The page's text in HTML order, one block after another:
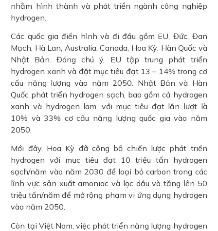
nhằm hình thành và phát triển ngành công nghiệp
hydrogen.
Các quốc gia điển hình và đi đầu gồm EU, Đức, Đan
Mạch, Hà Lan, Australia, Canada, Hoa Kỳ, Hàn Quốc và
Nhật Bản. Đáng chú ý, EU tập trung phát triển
hydrogen xanh và đặt mục tiêu đạt 13 – 14% trong cơ
cấu năng lượng vào năm 2050. Nhật Bản và Hàn
Quốc phát triển hydrogen sạch, bao gồm cả hydrogen
xanh và hydrogen lam, với mục tiêu đạt lần lượt là
10% và 33% cơ cấu năng lượng quốc gia vào năm
2050.
Mới đây, Hoa Kỳ đã công bố chiến lược phát triển
hydrogen với mục tiêu đạt 10 triệu tấn hydrogen
sạch/năm vào năm 2030 để loại bỏ carbon trong các
lĩnh vực sản xuất amoniac và lọc dầu và tăng lên 50
triệu tấn/năm để mở rộng phạm vi ứng dụng hydrogen
vào năm 2050.
Còn tại Việt Nam, việc phát triển năng lượng hydrogen